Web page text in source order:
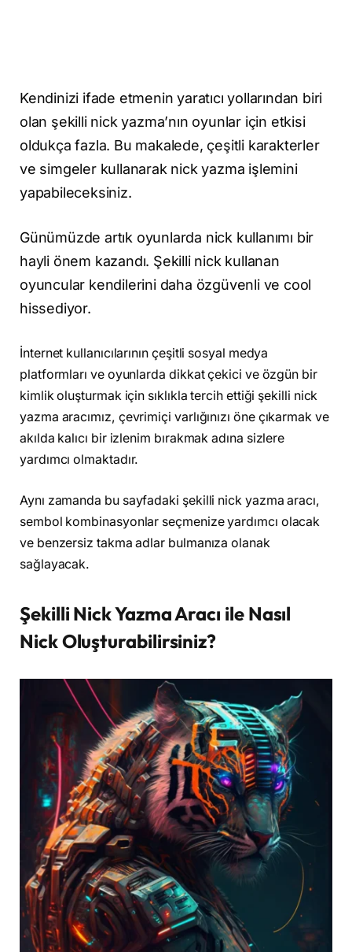
Kendinizi ifade etmenin yaratıcı yollarından biri
olan şekilli nick yazma’nın oyunlar için etkisi
oldukça fazla. Bu makalede, çeşitli karakterler
ve simgeler kullanarak nick yazma işlemini
yapabileceksiniz.
Günümüzde artık oyunlarda nick kullanımı bir
hayli önem kazandı. Şekilli nick kullanan
oyuncular kendilerini daha özgüvenli ve cool
hissediyor.
İnternet kullanıcılarının çeşitli sosyal medya
platformları ve oyunlarda dikkat çekici ve özgün bir
kimlik oluşturmak için sıklıkla tercih ettiği şekilli nick
yazma aracımız, çevrimiçi varlığınızı öne çıkarmak ve
akılda kalıcı bir izlenim bırakmak adına sizlere
yardımcı olmaktadır.
Aynı zamanda bu sayfadaki şekilli nick yazma aracı,
sembol kombinasyonlar seçmenize yardımcı olacak
ve benzersiz takma adlar bulmanıza olanak
sağlayacak.
Şekilli Nick Yazma Aracı ile Nasıl
Nick Oluşturabilirsiniz?